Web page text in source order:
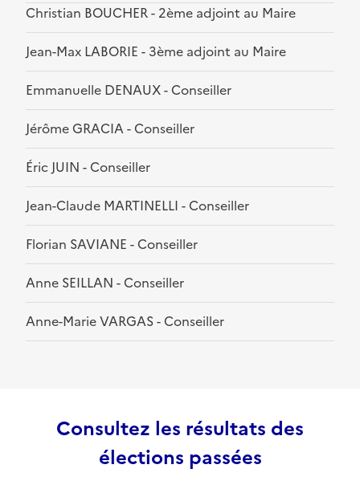
Christian BOUCHER - 2ème adjoint au Maire
Jean-Max LABORIE - 3ème adjoint au Maire
Emmanuelle DENAUX - Conseiller
Jérôme GRACIA - Conseiller
Éric JUIN - Conseiller
Jean-Claude MARTINELLI - Conseiller
Florian SAVIANE - Conseiller
Anne SEILLAN - Conseiller
Anne-Marie VARGAS - Conseiller
Consultez les résultats des
élections passées